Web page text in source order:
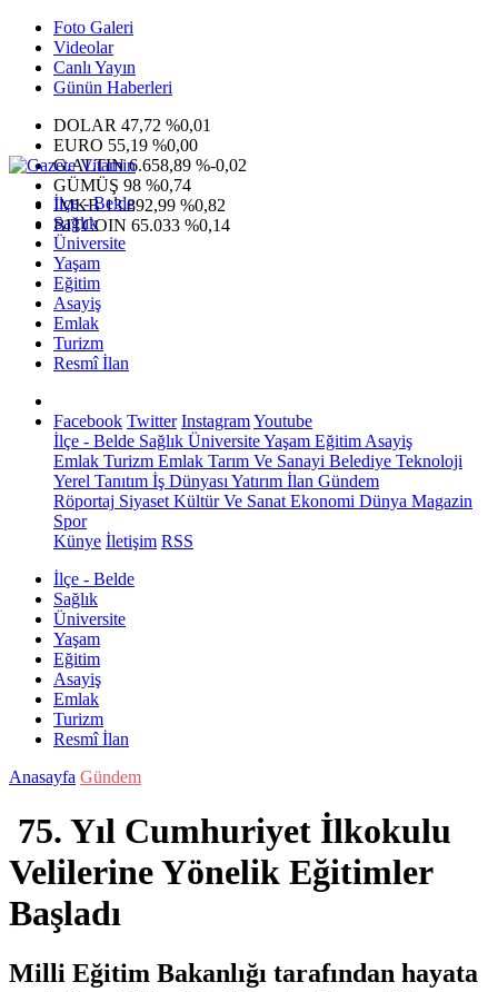
Foto Galeri
Videolar
Canlı Yayın
Günün Haberleri
DOLAR 47,72 %0,01
EURO 55,19 %0,00
G.ALTIN6.658,89 %-0,02
GÜMÜŞ 98 %0,74
IMKB13.892,99 %0,82
BITCOIN 65.033 %0,14
İlçe - Belde
Sağlık
Üniversite
Yaşam
Eğitim
Asayiş
Emlak
Turizm
Resmî İlan
Facebook Twitter InstagramYoutube
İlçe - Belde Sağlık ÜniversiteYaşam Eğitim Asayiş
Emlak Turizm Emlak Tarım Ve Sanayi Belediye Teknoloji
Yerel Tanıtım İş Dünyası Yatırım İlan Gündem
Röportaj Siyaset Kültür Ve Sanat Ekonomi Dünya Magazin
Spor
Künye İletişim RSS
İlçe - Belde
Sağlık
Üniversite
Yaşam
Eğitim
Asayiş
Emlak
Turizm
Resmî İlan
Anasayfa Gündem
75. Yıl Cumhuriyet İlkokulu
Velilerine Yönelik Eğitimler
Başladı
Milli Eğitim Bakanlığı tarafından hayata